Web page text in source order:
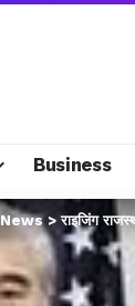
Business
News >राइजिंग